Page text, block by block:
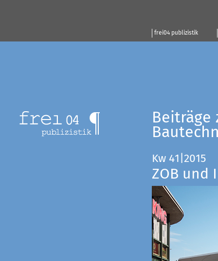
frei04 publizistik
Beiträge
Kw 41|2015
ZOB und